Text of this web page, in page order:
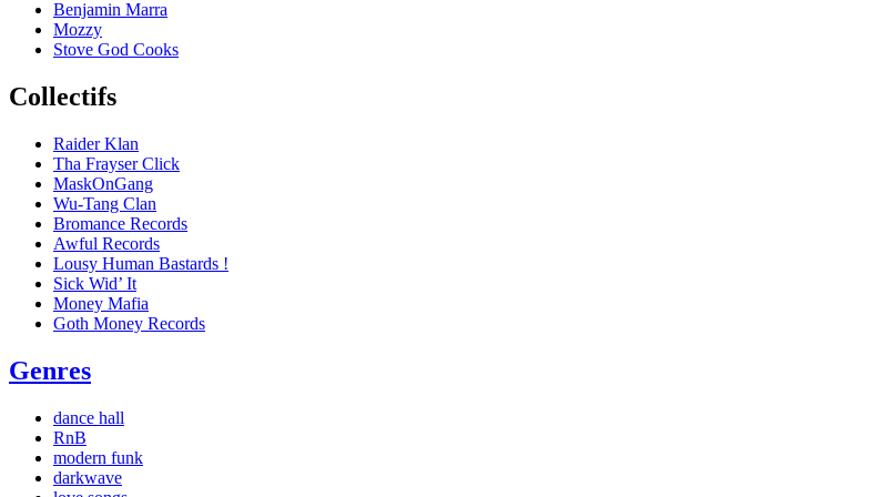
Benjamin Marra
Mozzy
Stove God Cooks
Collectifs
Raider Klan
Tha Frayser Click
MaskOnGang
Wu-Tang Clan
Bromance Records
Awful Records
Lousy Human Bastards !
Sick Wid’ It
Money Mafia
Goth Money Records
Genres
dance hall
RnB
modern funk
darkwave